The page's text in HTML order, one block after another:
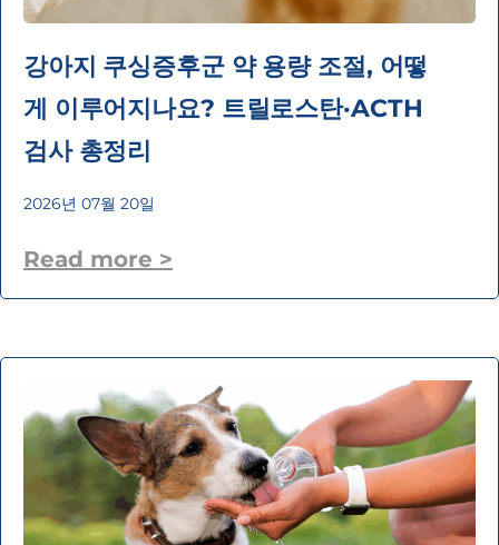
강아지 쿠싱증후군 약 용량 조절, 어떻
게 이루어지나요? 트릴로스탄·ACTH
검사 총정리
2026년 07월 20일
Read more >